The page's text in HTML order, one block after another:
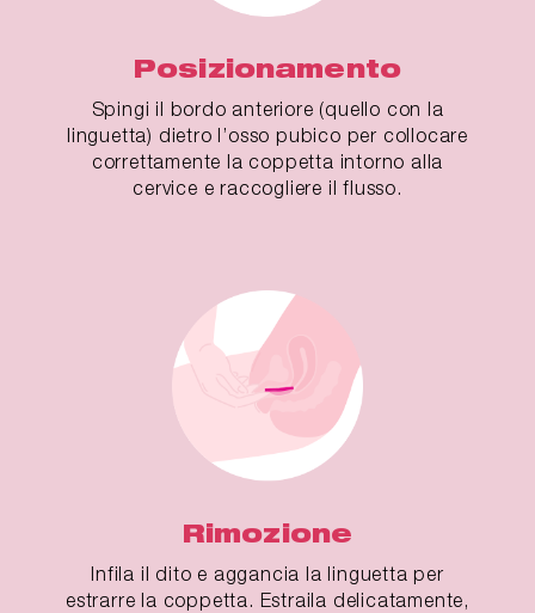
Posizionamento
Spingi il bordo anteriore (quello con la
linguetta) dietro l’osso pubico per collocare
correttamente la coppetta intorno alla
cervice e raccogliere il flusso.
Rimozione
Infila il dito e aggancia la linguetta per
estrarre la coppetta. Estraila delicatamente,